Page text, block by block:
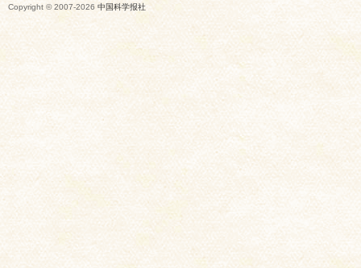
Copyright © 2007-2026 中国科学报社